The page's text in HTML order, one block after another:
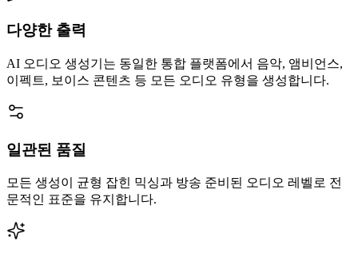
다양한 출력
AI 오디오 생성기는 동일한 통합 플랫폼에서 음악, 앰비언스,
이펙트, 보이스 콘텐츠 등 모든 오디오 유형을 생성합니다.
일관된 품질
모든 생성이 균형 잡힌 믹싱과 방송 준비된 오디오 레벨로 전
문적인 표준을 유지합니다.